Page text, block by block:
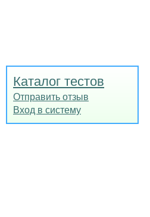
Каталог тестов
Отправить отзыв
Вход в систему